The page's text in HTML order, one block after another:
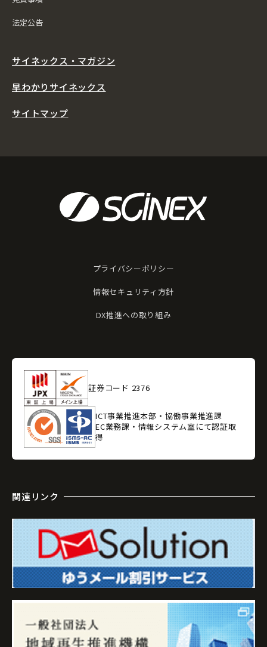
法定公告
サイネックス・マガジン
早わかりサイネックス
サイトマップ
プライバシーポリシー
情報セキュリティ方針
DX推進への取り組み
証券コード 2376
ICT事業推進本部・協働事業推進課
EC業務課・情報システム室にて認証取
得
関連リンク